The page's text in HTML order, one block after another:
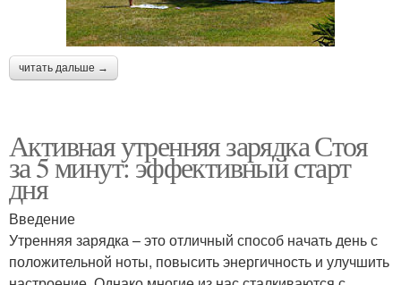
читать дальше →
Активная утренняя зарядка Стоя
за 5 минут: эффективный старт
дня
Введение
Утренняя зарядка – это отличный способ начать день с
положительной ноты, повысить энергичность и улучшить